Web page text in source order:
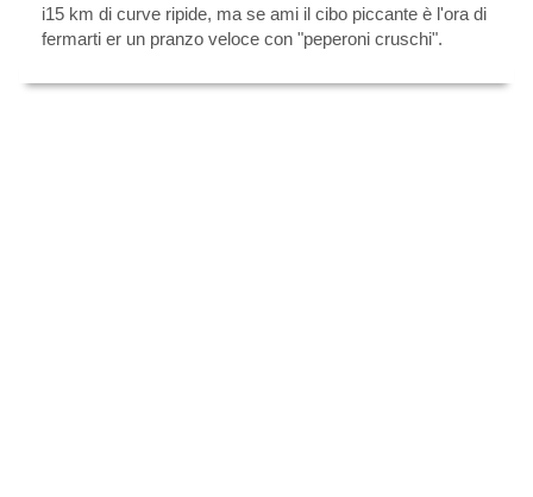
i15 km di curve ripide, ma se ami il cibo piccante è l'ora di
fermarti er un pranzo veloce con "peperoni cruschi".